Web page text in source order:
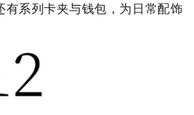
有系列卡夹与钱包，为日常配饰